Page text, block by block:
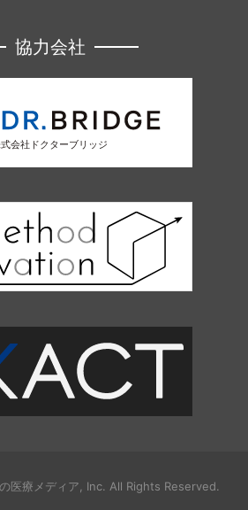
協力会社
医療メディア, Inc. All Rights Reserved.